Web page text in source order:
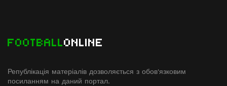
FOOTBALLONLINE
Републікація матеріалів дозволяється з обов'язковим
посиланням на даний портал.